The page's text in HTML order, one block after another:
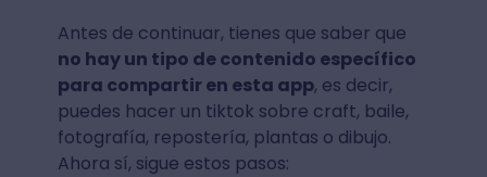
Antes de continuar, tienes que saber que
no hay un tipo de contenido específico
para compartir en esta app, es decir,
puedes hacer un tiktok sobre craft, baile,
fotografía, repostería, plantas o dibujo.
Ahora sí, sigue estos pasos: